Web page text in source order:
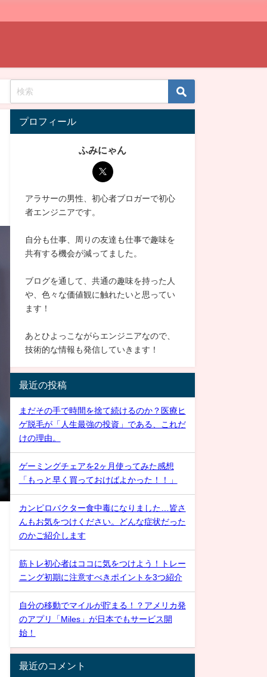
プロフィール
ふみにゃん
アラサーの男性、初心者ブロガーで初心
者エンジニアです。
自分も仕事、周りの友達も仕事で趣味を
共有する機会が減ってました。
ブログを通して、共通の趣味を持った人
や、色々な価値観に触れたいと思ってい
ます！
あとひよっこながらエンジニアなので、
技術的な情報も発信していきます！
最近の投稿
まだその手で時間を捨て続けるのか？医療ヒ
ゲ脱毛が「人生最強の投資」である、これだ
けの理由。
ゲーミングチェアを2ヶ月使ってみた感想
「もっと早く買っておけばよかった！！」
カンピロバクター食中毒になりました…皆さ
んもお気をつけください。どんな症状だった
のかご紹介します
筋トレ初心者はココに気をつけよう！トレー
ニング初期に注意すべきポイントを3つ紹介
自分の移動でマイルが貯まる！？アメリカ発
のアプリ「Miles」が日本でもサービス開
始！
最近のコメント